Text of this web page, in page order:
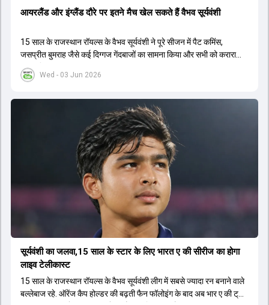
Wed - 03 Jun 2026
आयरलैंड और इंग्लैंड दौरे पर इतने मैच खेल सकते हैं वैभव सूर्यवंशी
15 साल के राजस्थान रॉयल्स के वैभव सूर्यवंशी ने पूरे सीजन में पैट कमिंस,
जसप्रीत बुमराह जैसे कई द‍िग्गज गेंदबाजों का सामना किया और सभी को करारा
जवाब द‍िया.
सूर्यवंशी का जलवा,15 साल के स्टार के लिए भारत ए की सीरीज का होगा
लाइव टेलीकास्ट
15 साल के राजस्थान रॉयल्स के वैभव सूर्यवंशी लीग में सबसे ज्यादा रन बनाने वाले
बल्लेबाज रहे. ऑरेंज कैप होल्डर की बढ़ती फैन फॉलोइंग के बाद अब भार ए की ट्राई